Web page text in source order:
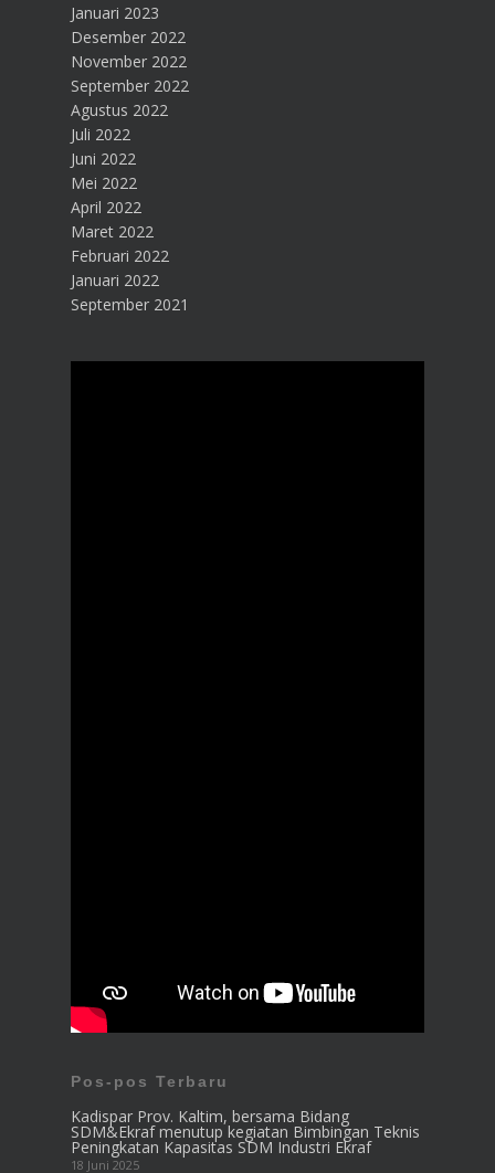
Januari 2023
Desember 2022
November 2022
September 2022
Agustus 2022
Juli 2022
Juni 2022
Mei 2022
April 2022
Maret 2022
Februari 2022
Januari 2022
September 2021
Pos-pos Terbaru
Kadispar Prov. Kaltim, bersama Bidang
SDM&Ekraf menutup kegiatan Bimbingan Teknis
Peningkatan Kapasitas SDM Industri Ekraf
18 Juni 2025